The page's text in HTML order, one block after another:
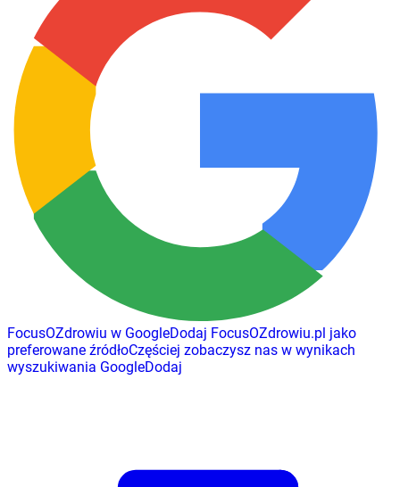
FocusOZdrowiu w GoogleDodaj FocusOZdrowiu.pl jako
preferowane źródłoCzęściej zobaczysz nas w wynikach
wyszukiwania GoogleDodaj